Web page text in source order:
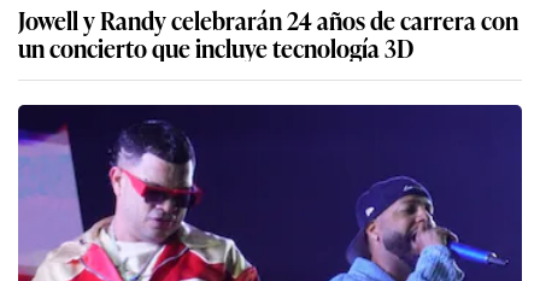
Jowell y Randy celebrarán 24 años de carrera con
un concierto que incluye tecnología 3D